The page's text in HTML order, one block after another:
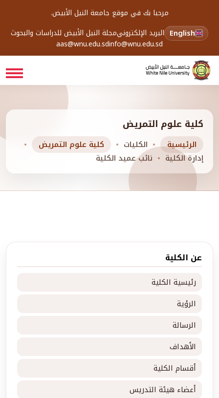
مرحبا بك في موقع جامعة النيل الأبيض.
English البريد الإلكترونيمجلة النيل الأبيض للدراسات والبحوث
info@wnu.edu.sd
aas@wnu.edu.sd
كلية علوم التمريض
الرئيسية الكليات
كلية علوم التمريض
إدارة الكلية
نائب عميد الكلية
عن الكلية
رئيسية الكلية
الرؤية
الرسالة
الأهداف
أقسام الكلية
أعضاء هيئة التدريس